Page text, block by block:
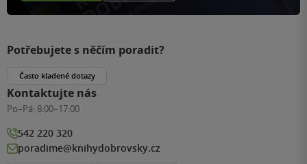
Potřebujete s něčím poradit?
Často kladené dotazy
Kontaktujte nás
Po–Pá: 8:00–17:00
542 220 320
poradime@knihydobrovsky.cz